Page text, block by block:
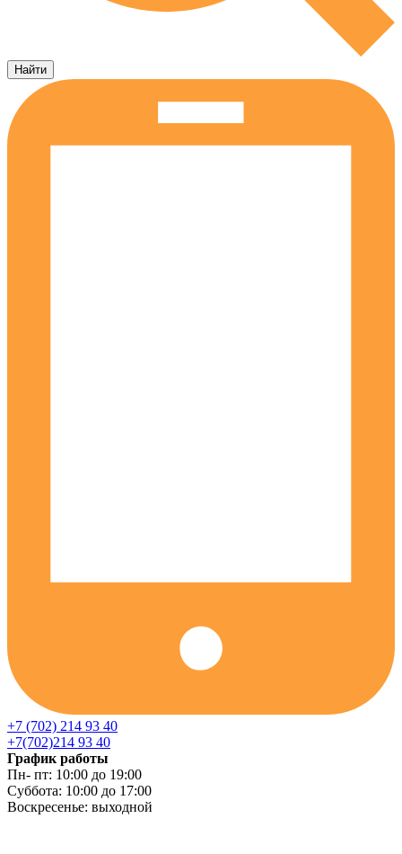
+7 (702) 214 93 40
+7(702)214 93 40
График работы
Пн- пт: 10:00 до 19:00
Суббота: 10:00 до 17:00
Воскресенье: выходной